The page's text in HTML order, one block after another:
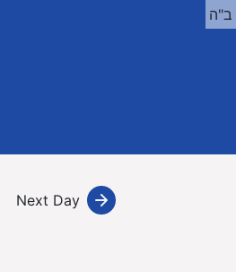
ב"ה
Next Day